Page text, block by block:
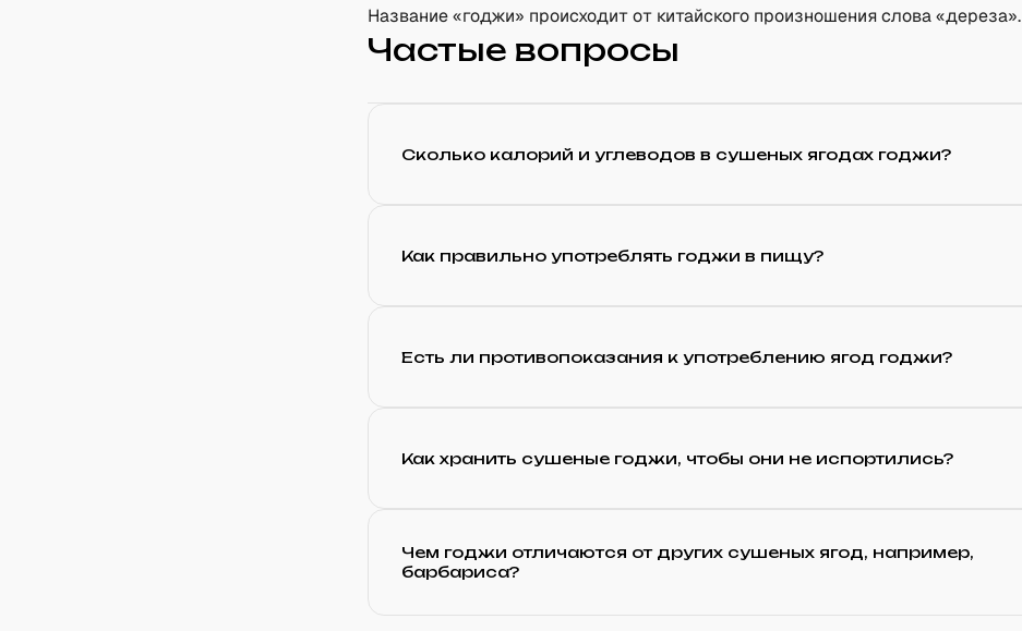
Название «годжи» происходит от китайского произношения слова «дереза».
Частые вопросы
Сколько калорий и углеводов в сушеных ягодах годжи?
Как правильно употреблять годжи в пищу?
Есть ли противопоказания к употреблению ягод годжи?
Как хранить сушеные годжи, чтобы они не испортились?
Чем годжи отличаются от других сушеных ягод, например,
барбариса?